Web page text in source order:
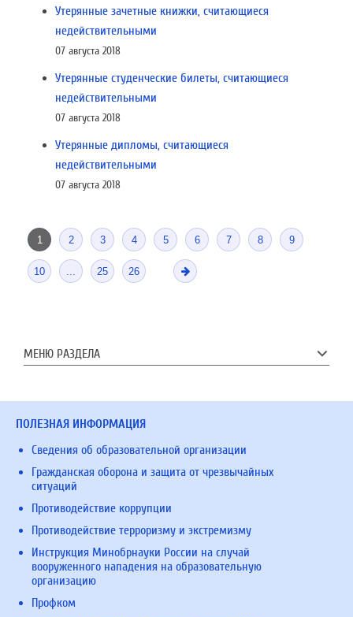
Утерянные зачетные книжки, считающиеся
недействительными
07 августа 2018
Утерянные студенческие билеты, считающиеся
недействительными
07 августа 2018
Утерянные дипломы, считающиеся
недействительными
07 августа 2018
1 2 3 4 5 6 7 8 9
10 25 26
МЕНЮ РАЗДЕЛА
ПОЛЕЗНАЯ ИНФОРМАЦИЯ
Сведения об образовательной организации
Гражданская оборона и защита от чрезвычайных
ситуаций
Противодействие коррупции
Противодействие терроризму и экстремизму
Инструкция Минобрнауки России на случай
вооруженного нападения на образовательную
организацию
Профком